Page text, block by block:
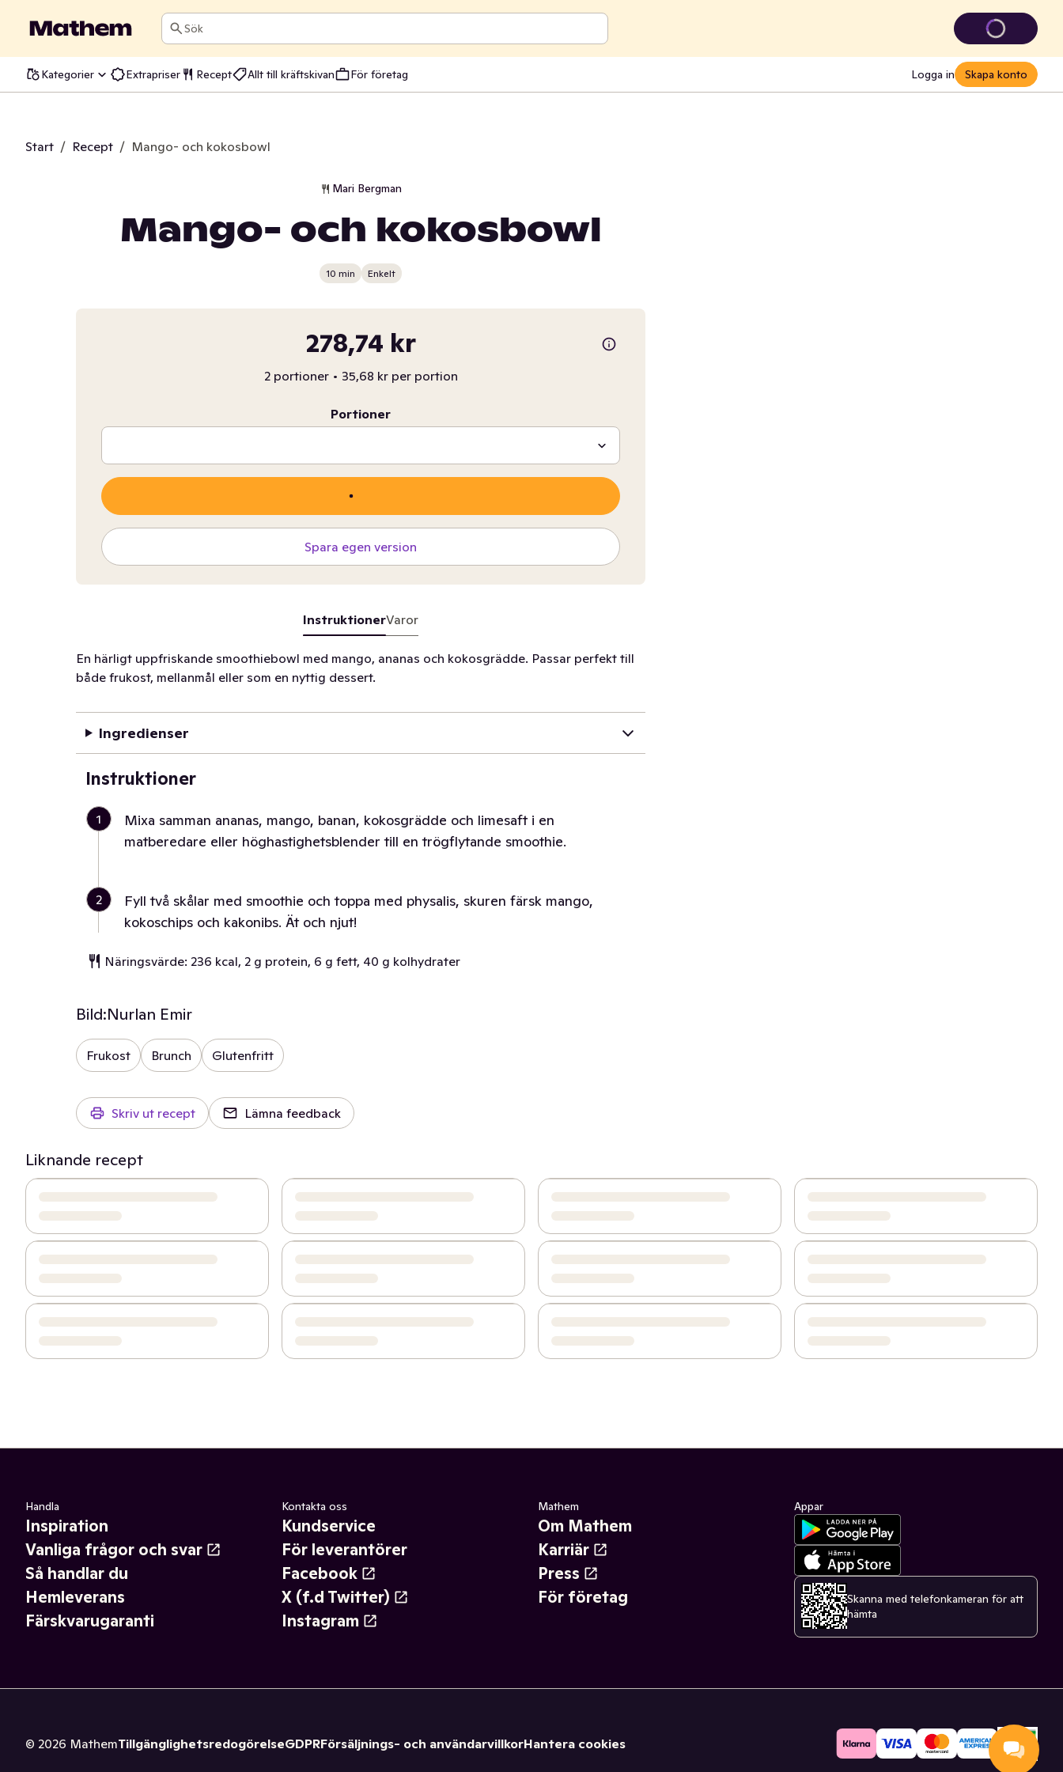
Sök
Kategorier Extrapriser Recept Allt till kräftskivan För företag Logga in Skapa konto
Start / Recept / Mango- och kokosbowl
Mari Bergman
Mango- och kokosbowl
10 min Enkelt
278,74 kr
2 portioner • 35,68 kr per portion
Portioner
Spara egen version
InstruktionerVaror
En härligt uppfriskande smoothiebowl med mango, ananas och kokosgrädde. Passar perfekt till
både frukost, mellanmål eller som en nyttig dessert.
Ingredienser
Instruktioner
1
Mixa samman ananas, mango, banan, kokosgrädde och limesaft i en
matberedare eller höghastighetsblender till en trögflytande smoothie.
2
Fyll två skålar med smoothie och toppa med physalis, skuren färsk mango,
kokoschips och kakonibs. Ät och njut!
Näringsvärde: 236 kcal, 2 g protein, 6 g fett, 40 g kolhydrater
Bild:Nurlan Emir
Frukost Brunch Glutenfritt
Skriv ut recept Lämna feedback
Liknande recept
Handla
Inspiration
Vanliga frågor och svar
Så handlar du
Hemleverans
Färskvarugaranti
Kontakta oss
Kundservice
För leverantörer
Facebook
X (f.d Twitter)
Instagram
Mathem
Om Mathem
Karriär
Press
För företag
Appar
Skanna med telefonkameran för att
hämta
© 2026 MathemTillgänglighetsredogörelseGDPRFörsäljnings- och användarvillkorHantera cookies